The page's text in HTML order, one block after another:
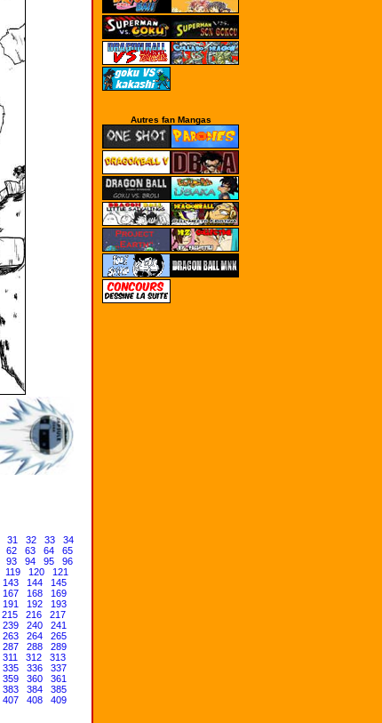
Autres fan Mangas
31 32 33
34
62 63 64
65
93 94 95
96
119 120
121
143 144
145
167 168
169
191 192
193
215 216
217
239 240
241
263 264
265
287 288
289
311 312
313
335 336
337
359 360
361
383 384
385
407 408
409